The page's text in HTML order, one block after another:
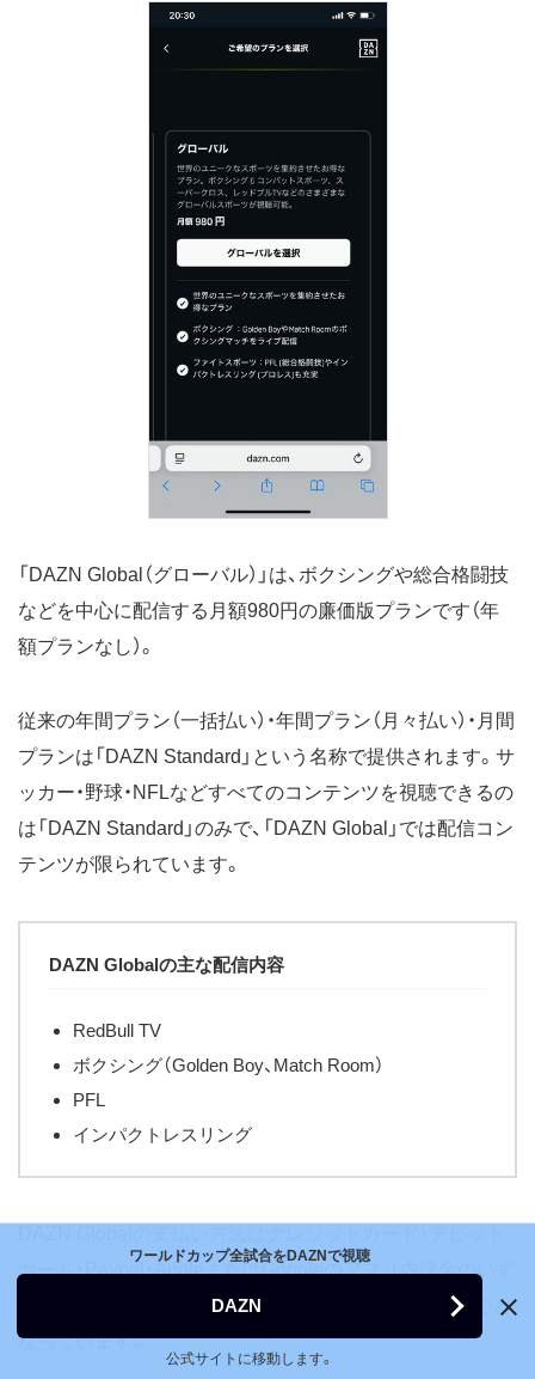
「DAZN Global（グローバル）」は、ボクシングや総合格闘技
などを中心に配信する月額980円の廉価版プランです（年
額プランなし）。
従来の年間プラン（一括払い）・年間プラン（月々払い）・月間
プランは「DAZN Standard」という名称で提供されます。サ
ッカー・野球・NFLなどすべてのコンテンツを視聴できるの
は「DAZN Standard」のみで、「DAZN Global」では配信コン
テンツが限られています。
DAZN Globalの主な配信内容
RedBull TV
ボクシング（Golden Boy、Match Room）
PFL
インパクトレスリング
カード・Paypal・AppleまたはGoogleのアプリ内課金のいず
れか。1ロケーション（IP）で同時視聴できるのは2台までと
なっています。
ワールドカップ全試合をDAZNで視聴
DAZN
公式サイトに移動します。